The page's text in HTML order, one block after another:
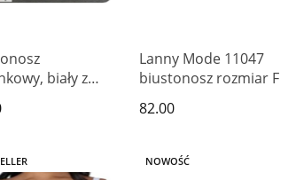
biały z
Lanny Mode 11047
biustonosz rozmiar F
82.00
NOWOŚĆ